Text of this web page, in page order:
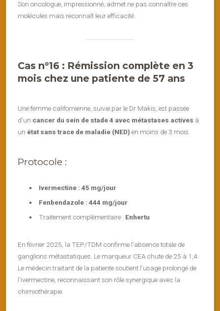
Son oncologue, impressionné, admet ne pas connaître ces
molécules mais reconnaît leur efficacité.
Cas n°16 : Rémission complète en 3
mois chez une patiente de 57 ans
Une femme californienne, suivie par le Dr Makis, est passée
d’un cancer du sein de stade 4 avec métastases actives à
un état sans trace de maladie (NED) en moins de 3 mois.
Protocole :
Ivermectine : 45 mg/jour
Fenbendazole : 444 mg/jour
Traitement complémentaire : Enhertu
En février 2025, la TEP/TDM confirme l’absence totale de
ganglions métastatiques. Le marqueur CEA chute de 25 à 1,4.
Le médecin traitant de la patiente soutient l’usage prolongé de
l’ivermectine, reconnaissant son rôle synergique avec la
chimiothérapie.